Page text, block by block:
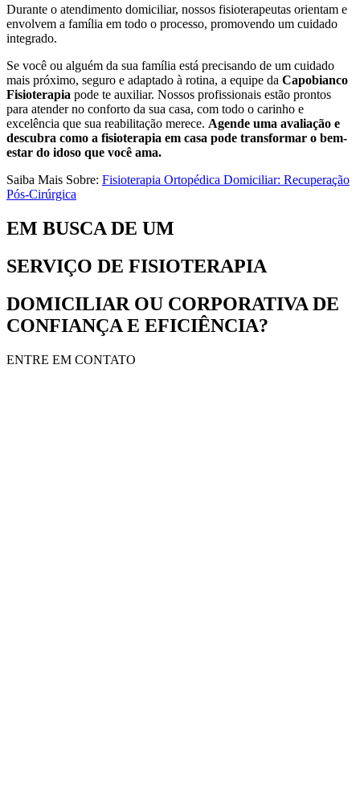
Durante o atendimento domiciliar, nossos fisioterapeutas orientam e
envolvem a família em todo o processo, promovendo um cuidado
integrado.
Se você ou alguém da sua família está precisando de um cuidado
mais próximo, seguro e adaptado à rotina, a equipe da Capobianco
Fisioterapia pode te auxiliar. Nossos profissionais estão prontos
para atender no conforto da sua casa, com todo o carinho e
excelência que sua reabilitação merece. Agende uma avaliação e
descubra como a fisioterapia em casa pode transformar o bem-
estar do idoso que você ama.
Saiba Mais Sobre: Fisioterapia Ortopédica Domiciliar: Recuperação
Pós-Cirúrgica
EM BUSCA DE UM
SERVIÇO DE FISIOTERAPIA
DOMICILIAR OU CORPORATIVA DE
CONFIANÇA E EFICIÊNCIA?
ENTRE EM CONTATO